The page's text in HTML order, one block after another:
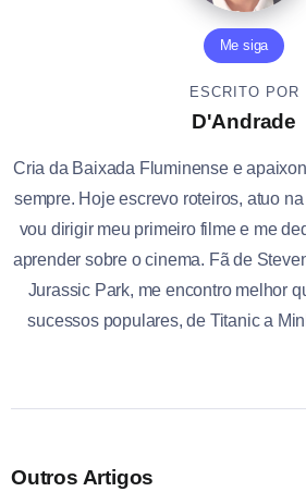
Me siga
ESCRITO POR
D'Andrade
Cria da Baixada Fluminense e
sempre. Hoje escrevo roteiros, atuo
vou dirigir meu primeiro filme e me
aprender sobre o cinema. Fã de
Jurassic Park, me encontro melhor
sucessos populares, de Titanic a
Outros Artigos